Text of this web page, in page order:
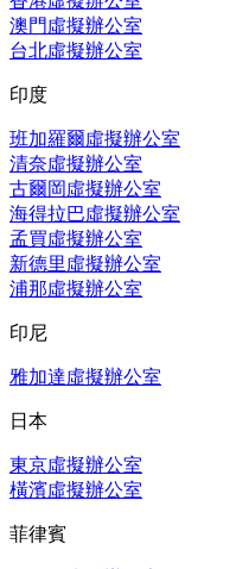
澳門虛擬辦公室
台北虛擬辦公室
印度
班加羅爾虛擬辦公室
清奈虛擬辦公室
古爾岡虛擬辦公室
海得拉巴虛擬辦公室
孟買虛擬辦公室
新德里虛擬辦公室
浦那虛擬辦公室
印尼
雅加達虛擬辦公室
日本
東京虛擬辦公室
橫濱虛擬辦公室
菲律賓